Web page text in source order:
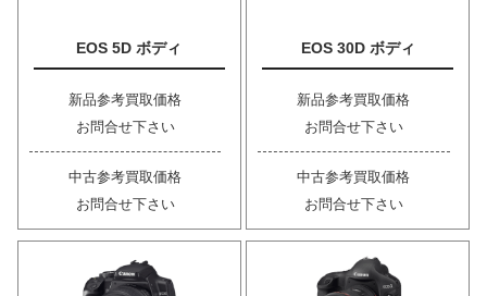
EOS 5D ボディ
新品参考買取価格
お問合せ下さい
中古参考買取価格
お問合せ下さい
EOS 30D ボディ
新品参考買取価格
お問合せ下さい
中古参考買取価格
お問合せ下さい